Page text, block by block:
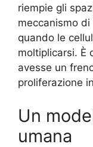
riempie gli
meccanismo di
quando le
moltiplicarsi. È
avesse un
proliferazione
Un
umana